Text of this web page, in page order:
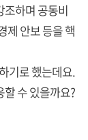
조하며 공동비
제 안보 등을 핵
기로 했는데요.
수 있을까요?